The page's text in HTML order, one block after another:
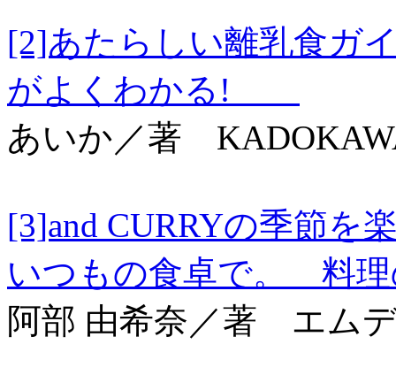
[2]あたらしい離乳食
がよくわかる!
あいか／著
[3]and CURRYの季節
いつもの食卓で。 料
阿部 由希奈／著 エム